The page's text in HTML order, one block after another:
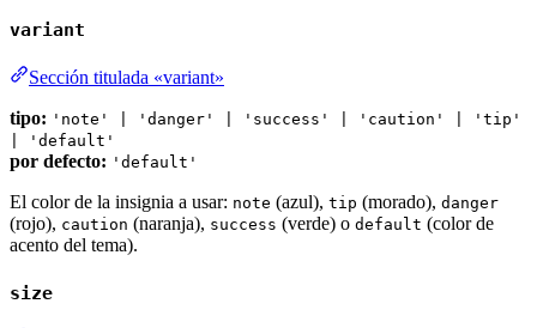
variant
Sección titulada «variant»
tipo: 'note' | 'danger' | 'success' | 'caution' | 'tip'
| 'default'
por defecto: 'default'
El color de la insignia a usar: note (azul), tip (morado), danger
(rojo), caution (naranja), success (verde) o default (color de
acento del tema).
size